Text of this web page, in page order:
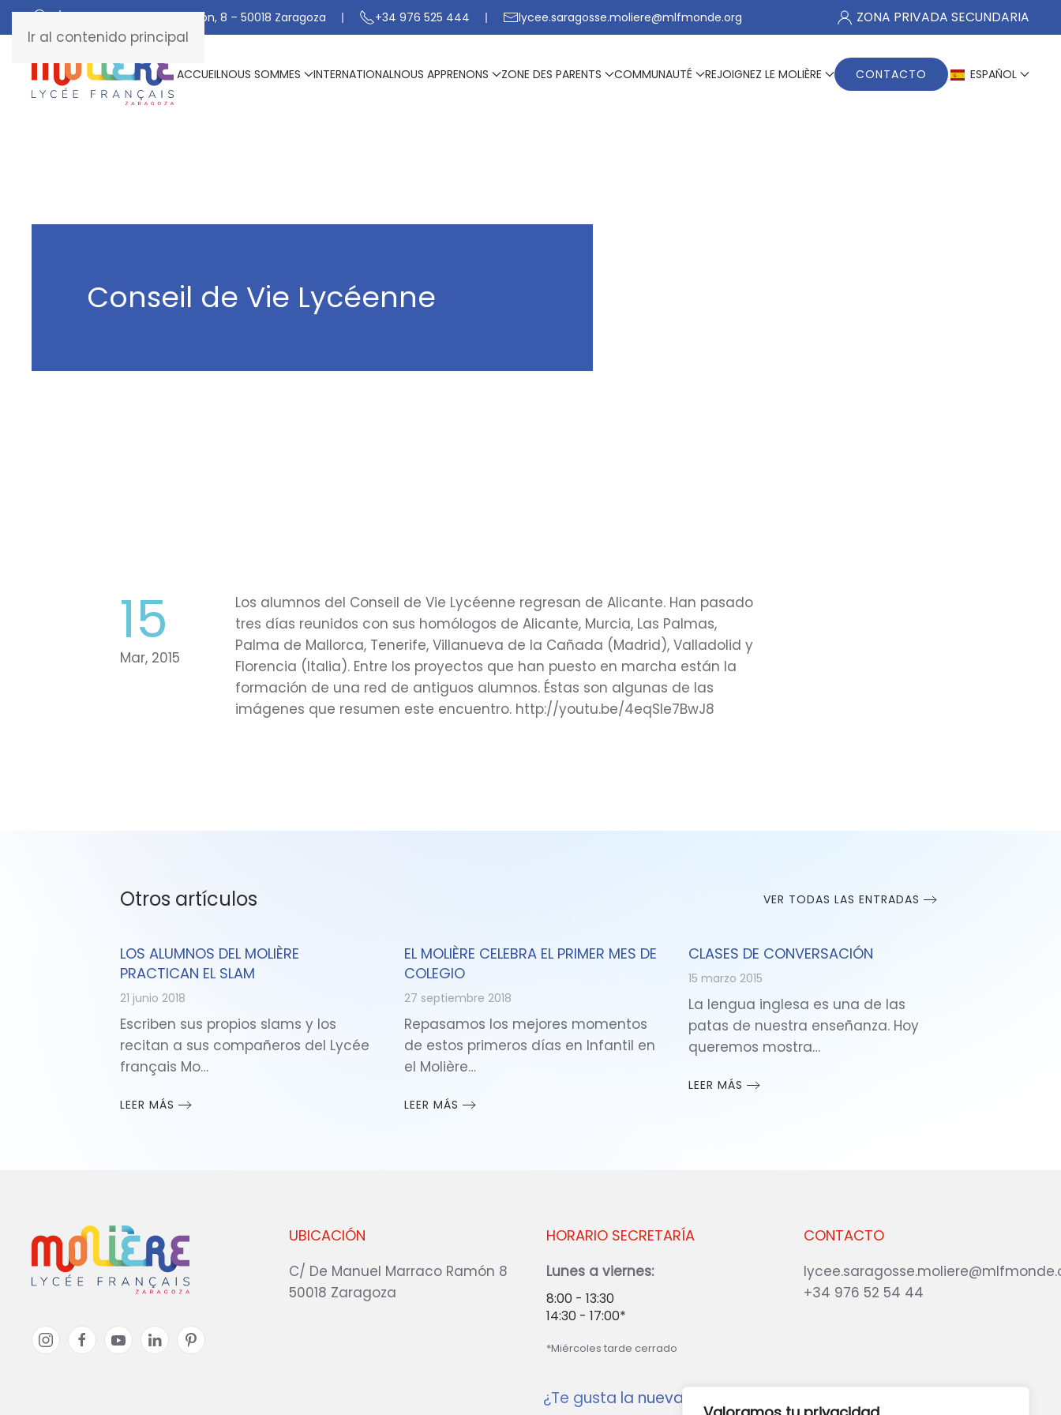
Ir al contenido principal
C/ De Manuel Marraco Ramón, 8 – 50018 Zaragoza +34 976 525 444 lycee.saragosse.moliere@mlfmonde.org ZONA PRIVADA SECUNDARIA
ACCUEILNOUS SOMMES INTERNATIONALNOUS APPRENONS ZONE DES PARENTS COMMUNAUTÉ REJOIGNEZ LE MOLIÈRE CONTACTO ESPAÑOL
Conseil de Vie Lycéenne
15
Mar, 2015
Los alumnos del Conseil de Vie Lycéenne regresan de Alicante. Han pasado
tres días reunidos con sus homólogos de Alicante, Murcia, Las Palmas,
Palma de Mallorca, Tenerife, Villanueva de la Cañada (Madrid), Valladolid y
Florencia (Italia). Entre los proyectos que han puesto en marcha están la
formación de una red de antiguos alumnos. Éstas son algunas de las
imágenes que resumen este encuentro. http://youtu.be/4eqSle7BwJ8
Otros artículos VER TODAS LAS ENTRADAS
LOS ALUMNOS DEL MOLIÈRE
PRACTICAN EL SLAM
21 junio 2018
Escriben sus propios slams y los
recitan a sus compañeros del Lycée
français Mo…
LEER MÁS
EL MOLIÈRE CELEBRA EL PRIMER MES DE
COLEGIO
27 septiembre 2018
Repasamos los mejores momentos
de estos primeros días en Infantil en
el Molière…
LEER MÁS
CLASES DE CONVERSACIÓN
15 marzo 2015
La lengua inglesa es una de las
patas de nuestra enseñanza. Hoy
queremos mostra…
LEER MÁS
UBICACIÓN
C/ De Manuel Marraco Ramón 8
50018 Zaragoza
CONTACTO
+34 976 52 54 44
HORARIO SECRETARÍA
Lunes a viernes:
8:00 - 13:30
14:30 - 17:00*
*Miércoles tarde cerrado
¿Te gusta la nueva web?